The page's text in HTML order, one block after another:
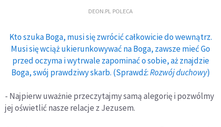
DEON.PL POLECA
Kto szuka Boga, musi się zwrócić całkowicie do wewnątrz.
Musi się wciąż ukierunkowywać na Boga, zawsze mieć Go
przed oczyma i wytrwale zapominać o sobie, aż znajdzie
Boga, swój prawdziwy skarb. (Sprawdź:Rozwój duchowy)
- Najpierw uważnie przeczytajmy samą alegorię i pozwólmy
jej oświetlić nasze relacje z Jezusem.